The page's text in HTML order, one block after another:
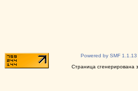
Powered by SMF 1.1.13
Страница сгенерирована